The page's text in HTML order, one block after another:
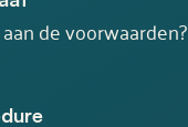
de voorwaarden?